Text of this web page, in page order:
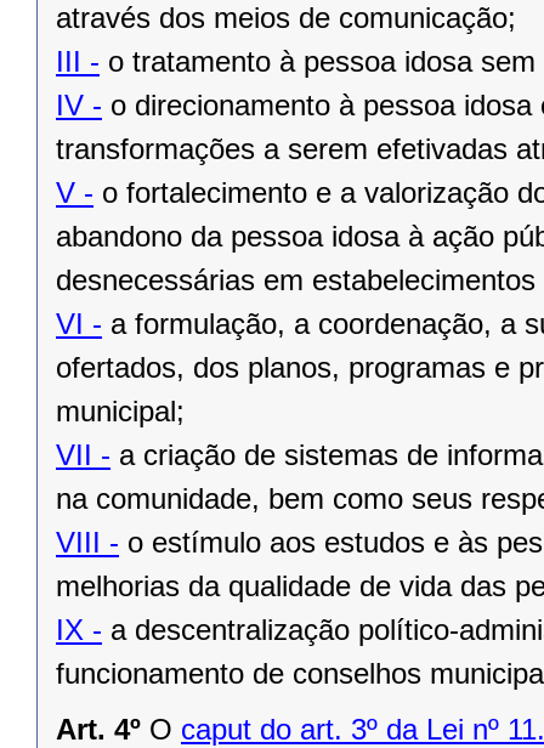
através dos meios de comunicação;
III - o tratamento à pessoa idosa
IV - o direcionamento à pessoa
transformações a serem efetivadas
V - o fortalecimento e a valorização
abandono da pessoa idosa à ação
desnecessárias em
VI - a formulação, a coordenação, a
ofertados, dos planos, programas e
municipal;
VII - a criação de sistemas de
na comunidade, bem como seus
VIII - o estímulo aos estudos e às
melhorias da qualidade de vida das
IX - a descentralização político-
funcionamento de conselhos
Art. 4º O caput do art. 3º da Lei nº